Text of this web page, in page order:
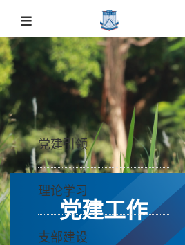
党建工作
党建引领
理论学习
支部建设